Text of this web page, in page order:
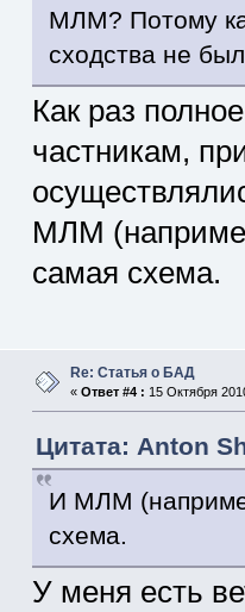
МЛМ? Потому
сходства не
Как раз
частникам,
МЛМ
самая схема.
Re: Статья о БАД
« Ответ #4 : 15 Октября
Цитата: Anton
И МЛМ
схема.
У меня есть